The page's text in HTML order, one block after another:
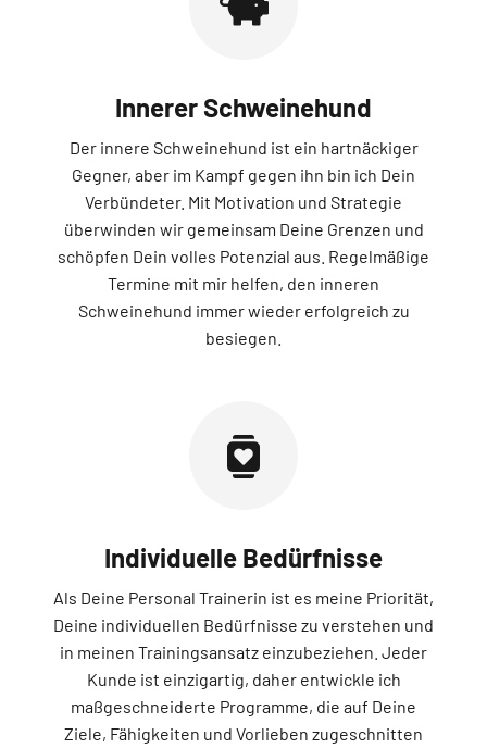
Innerer Schweinehund
Der innere Schweinehund ist ein hartnäckiger
Gegner, aber im Kampf gegen ihn bin ich Dein
Verbündeter. Mit Motivation und Strategie
überwinden wir gemeinsam Deine Grenzen und
schöpfen Dein volles Potenzial aus. Regelmäßige
Termine mit mir helfen, den inneren
Schweinehund immer wieder erfolgreich zu
besiegen.
Individuelle Bedürfnisse
Als Deine Personal Trainerin ist es meine Priorität,
Deine individuellen Bedürfnisse zu verstehen und
in meinen Trainingsansatz einzubeziehen. Jeder
Kunde ist einzigartig, daher entwickle ich
maßgeschneiderte Programme, die auf Deine
Ziele, Fähigkeiten und Vorlieben zugeschnitten